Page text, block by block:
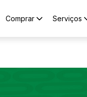
Comprar Serviços